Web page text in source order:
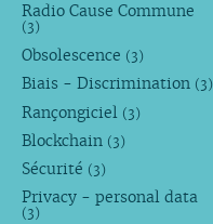
Radio Cause Commune
(3)
Obsolescence (3)
Biais - Discrimination (3)
Rançongiciel (3)
Blockchain (3)
Sécurité (3)
Privacy - personal data
(3)